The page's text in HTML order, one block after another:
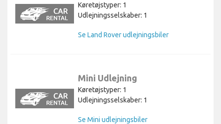
Køretøjstyper: 1
Udlejningsselskaber: 1
Se Land Rover udlejningsbiler
Mini Udlejning
Køretøjstyper: 1
Udlejningsselskaber: 1
Se Mini udlejningsbiler